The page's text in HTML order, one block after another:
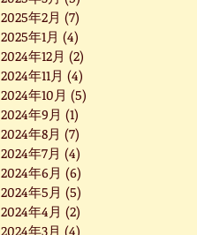
2025年2月 (7)
2025年1月 (4)
2024年12月 (2)
2024年11月 (4)
2024年10月 (5)
2024年9月 (1)
2024年8月 (7)
2024年7月 (4)
2024年6月 (6)
2024年5月 (5)
2024年4月 (2)
2024年3月 (4)